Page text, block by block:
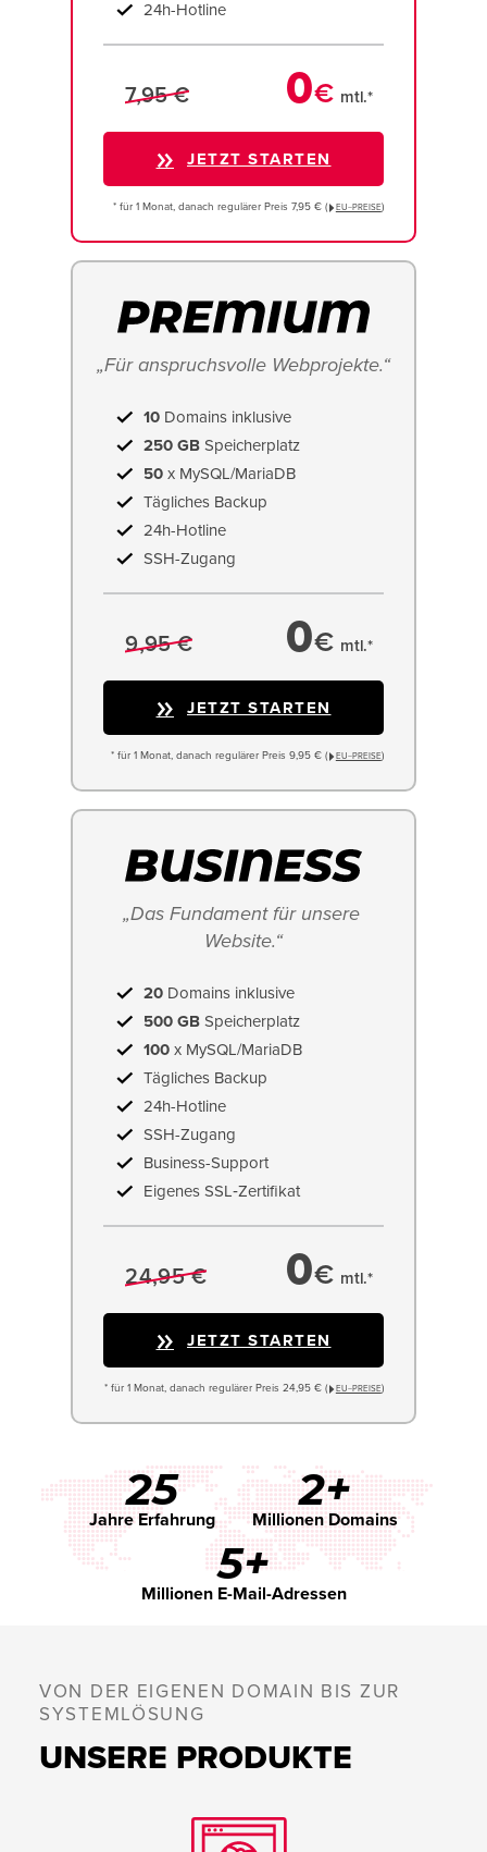
24h-Hotline
7,95 € 0€ mtl.*
JETZT STARTEN
* für 1 Monat, danach regulärer Preis 7,95 € ( EU−PREISE)
„Für anspruchsvolle Webprojekte.“
10 Domains inklusive
250 GB Speicherplatz
50 x MySQL/MariaDB
Tägliches Backup
24h-Hotline
SSH-Zugang
9,95 € 0€ mtl.*
JETZT STARTEN
* für 1 Monat, danach regulärer Preis 9,95 € ( EU−PREISE)
„Das Fundament für unsere
Website.“
20 Domains inklusive
500 GB Speicherplatz
100 x MySQL/MariaDB
Tägliches Backup
24h-Hotline
SSH-Zugang
Business-Support
Eigenes SSL‑Zertifikat
24,95 € 0€ mtl.*
JETZT STARTEN
* für 1 Monat, danach regulärer Preis 24,95 € ( EU−PREISE)
25
Jahre Erfahrung
2+
Millionen Domains
5+
Millionen E-Mail-Adressen
VON DER EIGENEN DOMAIN BIS ZUR
SYSTEMLÖSUNG
UNSERE PRODUKTE